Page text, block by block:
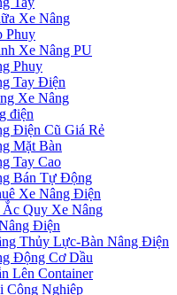
Xe Nâng
Phuy
Xe Nâng PU
Phuy
Tay Điện
Xe Nâng
điện
Điện Cũ Giá Rẻ
Mặt Bàn
Tay Cao
Bán Tự Động
Xe Nâng Điện
Ắc Quy Xe Nâng
Điện
Thủy Lực-Bàn Nâng Điện
Động Cơ Dầu
Lên Container
Công Nghiệp